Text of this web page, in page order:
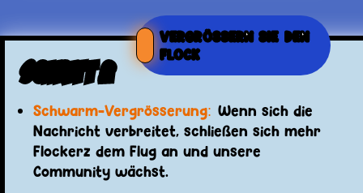
VERGRÖSSERN SIE DEN F
LOCK
Schritt 2
Schwarm-Vergrösserung: Wenn sich die
Nachricht verbreitet, schließen sich mehr
Flockerz dem Flug an und unsere
Community wächst.